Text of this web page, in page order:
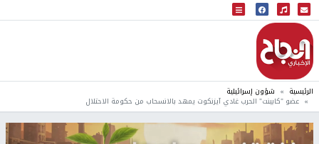
البث المباشر
إذاعة النجاح
الرئيسية شؤون إسرائيلية
عضو "كابينت" الحرب غادي آيزنكوت يمهد بالانسحاب من حكومة الاحتلال